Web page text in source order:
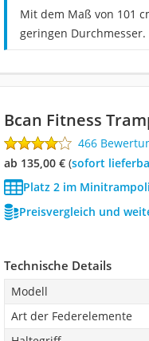
Mit dem Maß von 101
geringen Durchmesser.
Bcan Fitness
466
ab 135,00 €( Sofort
Platz 2 im
Preisvergleich und
Technische Details
Modell
Art der Federelemente